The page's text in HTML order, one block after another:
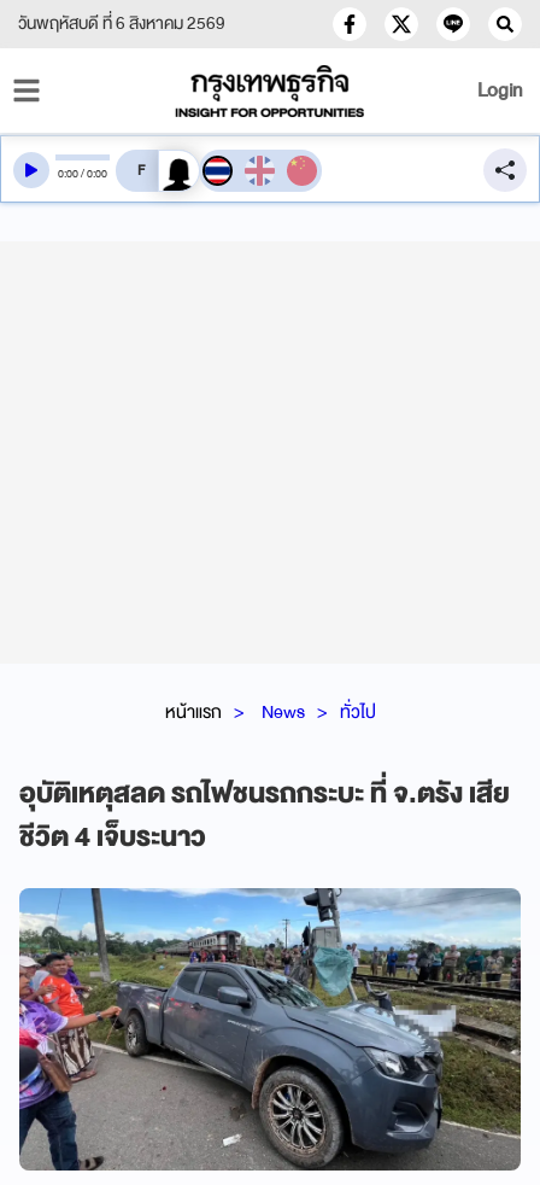
วันพฤหัสบดี ที่ 6 สิงหาคม 2569
Login
หน้าแรก News ทั่วไป
อุบัติเหตุสลด รถไฟชนรถกระบะ ที่ จ.ตรัง เสีย
ชีวิต 4 เจ็บระนาว
0:00/0:00 สลับเสียงอ่าน